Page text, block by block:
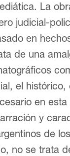
La
judicial-
en
de una
el histórico,
en
y
de
no se trata